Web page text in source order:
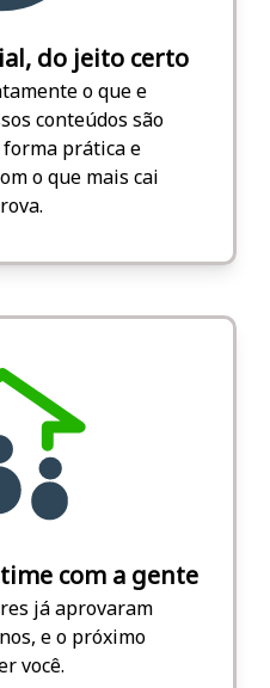
do jeito certo
o que e
conteúdos são
prática e
o que mais cai
com a gente
já aprovaram
e o próximo
você.